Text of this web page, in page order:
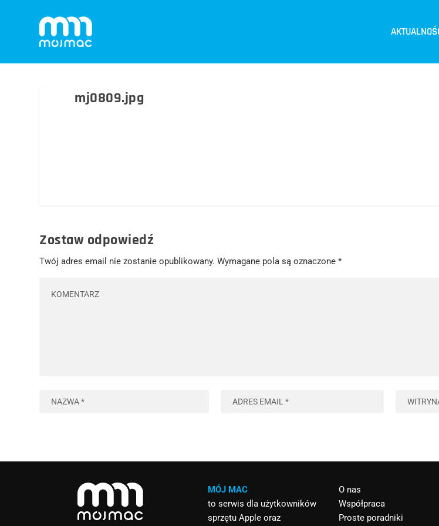
mj0809.jpg
Zostaw odpowiedź
Twój adres email nie zostanie opublikowany. Wymagane pola są oznaczone*
MÓJ MAC
to serwis dla użytkowników
sprzętu Apple oraz
O nas
Współpraca
Proste poradniki